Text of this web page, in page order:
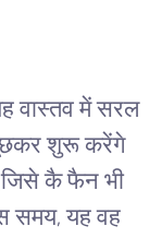
वास्तव में सरल
शुरू करेंगे
कै फैन भी
समय, यह वह